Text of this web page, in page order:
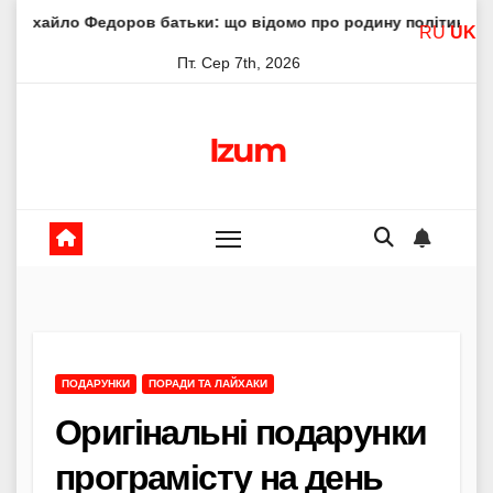
батьки: що відомо про родину політика Молитва
Пт. Сер 7th, 2026
Izum
ПОДАРУНКИ ПОРАДИ ТА ЛАЙХАКИ
Оригінальні подарунки
програмісту на день
RU UK